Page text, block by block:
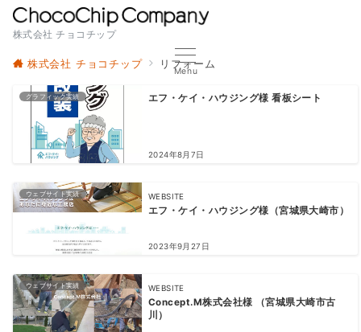
株式会社 チョコチップ
Menu
株式会社 チョコチップ リフォーム
グラフィック実績 エフ・ケイ・ハウジング様 看板シート
2024年8月7日
ウェブサイト実績 WEBSITE
エフ・ケイ・ハウジング様（宮城県大崎市）
2023年9月27日
ウェブサイト実績 WEBSITE
Concept.M株式会社様 （宮城県大崎市古
川）